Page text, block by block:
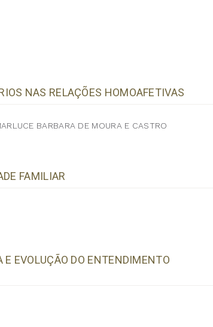
NAS RELAÇÕES HOMOAFETIVAS
BARBARA DE MOURA E CASTRO
FAMILIAR
EVOLUÇÃO DO ENTENDIMENTO